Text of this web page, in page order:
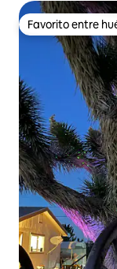
Favorito entre
Favorito entre